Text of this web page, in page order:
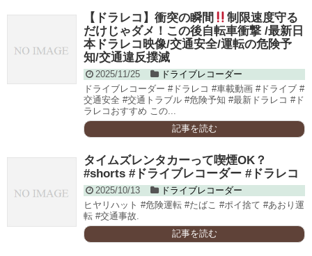
【ドラレコ】衝突の瞬間
制限速度守る
だけじゃダメ！この後自転車衝撃 /最新日
本ドラレコ映像/交通安全/運転の危険予
知/交通違反撲滅
2025/11/25
ドライブレコーダー
ドライブレコーダー #ドラレコ #車載動画 #ドライブ #
交通安全 #交通トラブル #危険予知 #最新ドラレコ #ド
ラレコおすすめ この...
記事を読む
タイムズレンタカーって喫煙OK？
#shorts #ドライブレコーダー #ドラレコ
2025/10/13
ドライブレコーダー
ヒヤリハット #危険運転 #たばこ #ポイ捨て #あおり運
転 #交通事故.
記事を読む